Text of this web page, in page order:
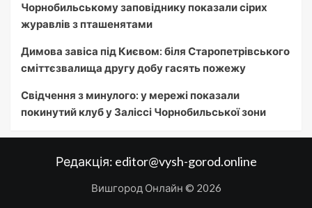
Чорнобильському заповіднику показали сірих
журавлів з пташенятами
Димова завіса під Києвом: біля Старопетрівського
сміттєзвалища другу добу гасять пожежу
Свідчення з минулого: у мережі показали
покинутий клуб у Заліссі Чорнобильської зони
Редакція: editor@vysh-gorod.online
Вишгород Онлайн © 2026